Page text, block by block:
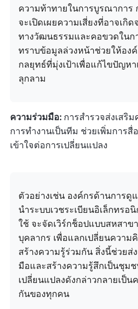
ความท้าทายในการบูรณาการ
จะเปิดเผยความเสี่ยงที่อาจเกิ
ทางวัฒนธรรมและคอขวดในก
ทราบข้อมูลล่วงหน้าช่วยให้อง
กลยุทธ์ที่มุ่งเป้าเพื่อแก้ไขปัญห
ลุกลาม
ความร่วมมือ: การสำรวจส่งเสริ
การทำงานเป็นทีม ช่วยเพิ่มการสื่
เข้าใจต่อการเปลี่ยนแปลง
ตัวอย่างเช่น องค์กรด้านการดู
นำระบบเวชระเบียนอิเล็กทรอ
ใช้ จะจัดเวิร์กช็อปแบบสหสาข
บุคลากร เพื่อแลกเปลี่ยนความ
สร้างความรู้ร่วมกัน สิ่งนี้ช่วยส่
มือและสร้างความรู้สึกเป็นชุม
เปลี่ยนแปลงดังกล่าวกลายเป็น
กันของทุกคน